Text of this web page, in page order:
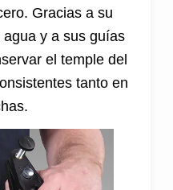
Gracias a su
y a sus guías
el temple del
tanto en